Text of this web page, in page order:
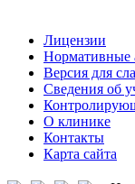
Лицензии
Нормативные
Версия для
Сведения об
О клинике
Контакты
Карта сайта